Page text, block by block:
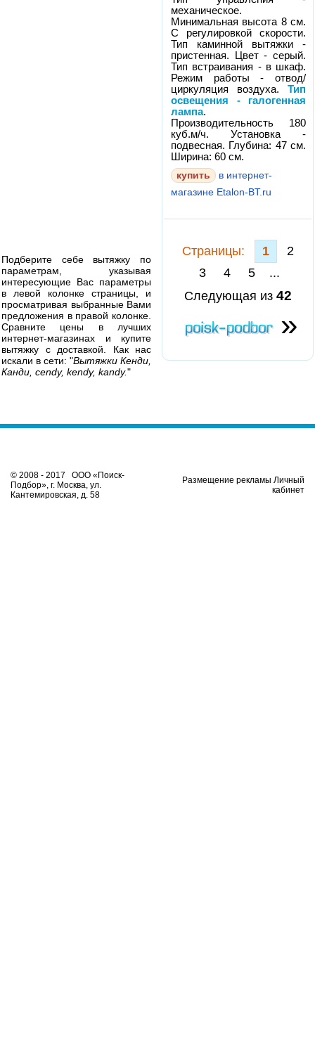
механическое.
Минимальная высота 8 см.
С регулировкой скорости.
Тип каминной вытяжки -
пристенная. Цвет - серый.
Тип встраивания - в шкаф.
Режим работы - отвод/
циркуляция воздуха.Тип
освещения - галогенная
лампа.
Производительность 180
куб.м/ч. Установка -
подвесная. Глубина: 47 см.
Ширина: 60 см.
в интернет-
магазине Etalon-BT.ru
Cтраницы: 1
2
3
4 5
...
Следующая из 42
»
Подберите себе вытяжку по
параметрам, указывая
интересующие Вас параметры
в левой колонке страницы, и
просматривая выбранные Вами
предложения в правой колонке.
Сравните цены в лучших
интернет-магазинах и купите
вытяжку с доставкой. Как нас
искали в сети: "Вытяжки Кенди,
Канди, cendy, kendy, kandy."
© 2008 - 2017 ООО «Поиск-
Подбор», г. Москва, ул.
Кантемировская, д. 58
Размещение рекламы Личный
кабинет